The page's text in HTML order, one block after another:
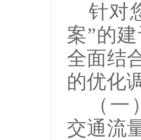
针对
案”的
全面结
的优化
（
交通流